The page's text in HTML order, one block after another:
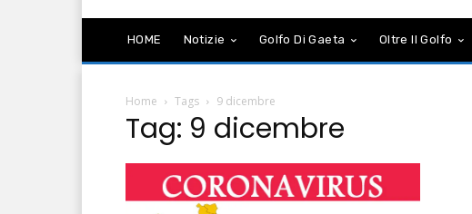
HOME Notizie Golfo Di Gaeta Oltre Il Golfo
Home Tags 9 dicembre
Tag: 9 dicembre